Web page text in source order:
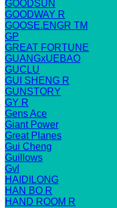
GOODSUN
GOODWAY R
GOOSE.ENGR TM
GP
GREAT FORTUNE
GUANGxUEBAO
GUCLU
GUI SHENG R
GUNSTORY
GY R
Gens Ace
Giant Power
Great Planes
Gui Cheng
Guillows
Gvl
HAIDILONG
HAN BO R
HAND ROOM R